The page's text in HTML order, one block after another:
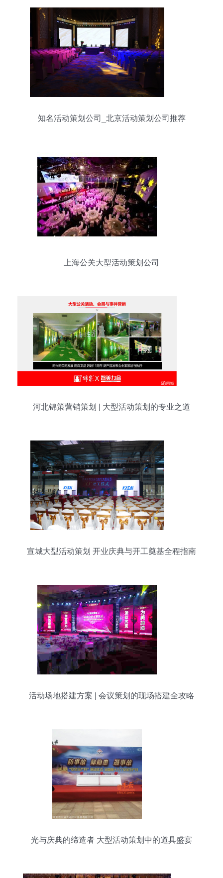
知名活动策划公司_北京活动策划公司推荐
上海公关大型活动策划公司
河北锦策营销策划 | 大型活动策划的专业之道
宣城大型活动策划 开业庆典与开工奠基全程指南
活动场地搭建方案 | 会议策划的现场搭建全攻略
光与庆典的缔造者 大型活动策划中的道具盛宴